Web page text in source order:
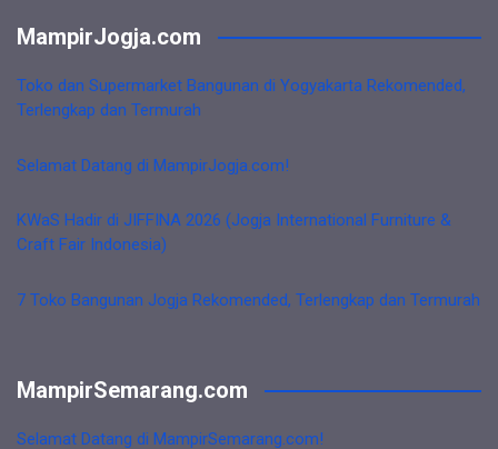
MampirJogja.com
Toko dan Supermarket Bangunan di Yogyakarta Rekomended,
Terlengkap dan Termurah
Selamat Datang di MampirJogja.com!
KWaS Hadir di JIFFINA 2026 (Jogja International Furniture &
Craft Fair Indonesia)
7 Toko Bangunan Jogja Rekomended, Terlengkap dan Termurah
MampirSemarang.com
Selamat Datang di MampirSemarang.com!